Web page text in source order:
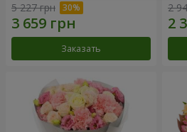
5 227 грн
Заказать
2